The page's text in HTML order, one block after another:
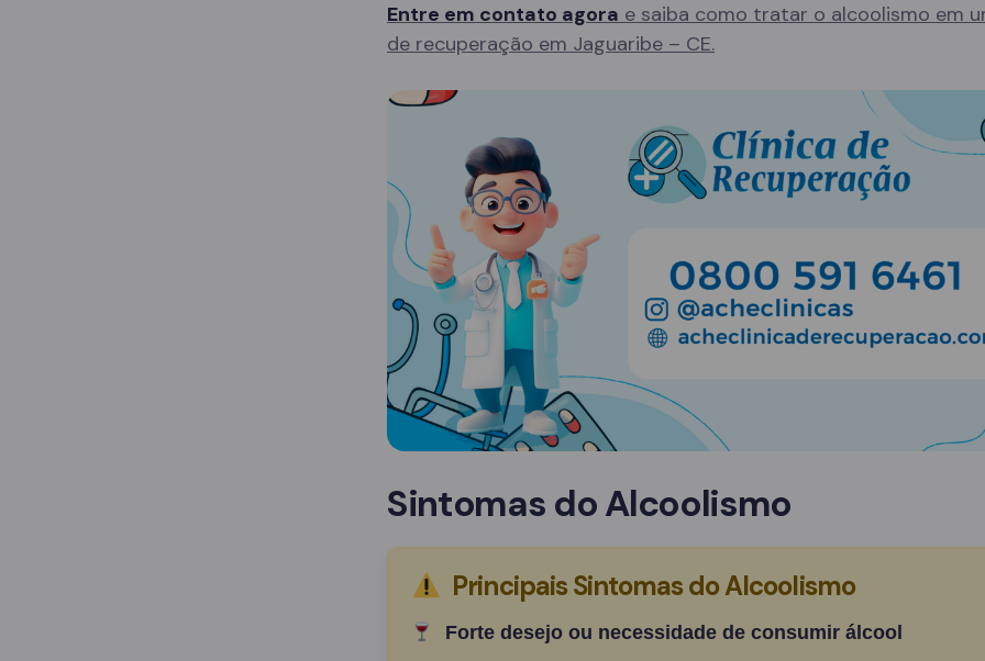
Entre em contato agora e saiba como tratar o alcoolismo em
de recuperação em Jaguaribe – CE.
Sintomas do Alcoolismo
Principais Sintomas do Alcoolismo
Forte desejo ou necessidade de consumir álcool